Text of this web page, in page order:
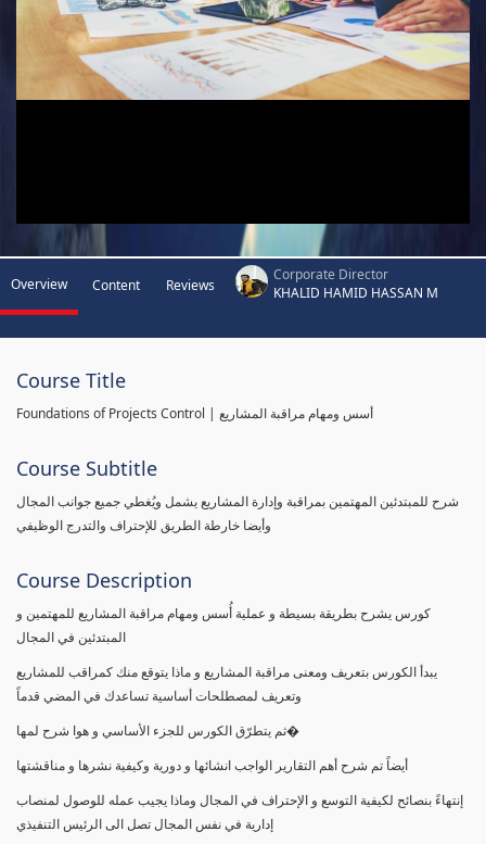
Overview Content Reviews
Corporate Director
KHALID HAMID HASSAN M
Course Title
Foundations of Projects Control | أسس ومهام مراقبة المشاريع
Course Subtitle
شرح للمبتدئين المهتمين بمراقبة وإدارة المشاريع يشمل ويُغطي جميع جوانب المجال
وأيضا خارطة الطريق للإحتراف والتدرج الوظيفي
Course Description
كورس يشرح بطريقة بسيطة و عملية أُسس ومهام مراقبة المشاريع للمهتمين و
المبتدئين في المجال
يبدأ الكورس بتعريف ومعنى مراقبة المشاريع و ماذا يتوقع منك كمراقب للمشاريع
وتعريف لمصطلحات أساسية تساعدك في المضي قدماً
ثم يتطرّق الكورس للجزء الأساسي و هوا شرح لمها�
أيضاً تم شرح أهم التقارير الواجب انشائها و دورية وكيفية نشرها و مناقشتها
إنتهاءً بنصائح لكيفية التوسع و الإحتراف في المجال وماذا يجيب عمله للوصول لمنصاب
إدارية في نفس المجال تصل الى الرئيس التنفيذي